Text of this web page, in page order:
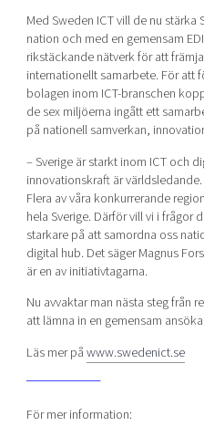
Med Sweden ICT vill de nu
nation och med en gemensam
rikstäckande nätverk för att
internationellt samarbete. För att
bolagen inom ICT-branschen
de sex miljöerna ingått ett
på nationell samverkan,
– Sverige är starkt inom ICT och
innovationskraft är
Flera av våra konkurrerande
hela Sverige. Därför vill vi i frågor
starkare på att samordna oss
digital hub. Det säger Magnus
är en av initiativtagarna.
Nu avvaktar man nästa steg från
att lämna in en gemensam
Läs mer påwww.swedenict.se
För mer information: